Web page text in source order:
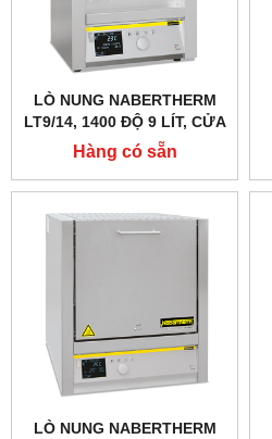
LÒ NUNG NABERTHERM
LT9/14, 1400 ĐỘ 9 LÍT, CỬA
TRƯỢT LÊN
Hàng có sẵn
LÒ NUNG NABERTHERM